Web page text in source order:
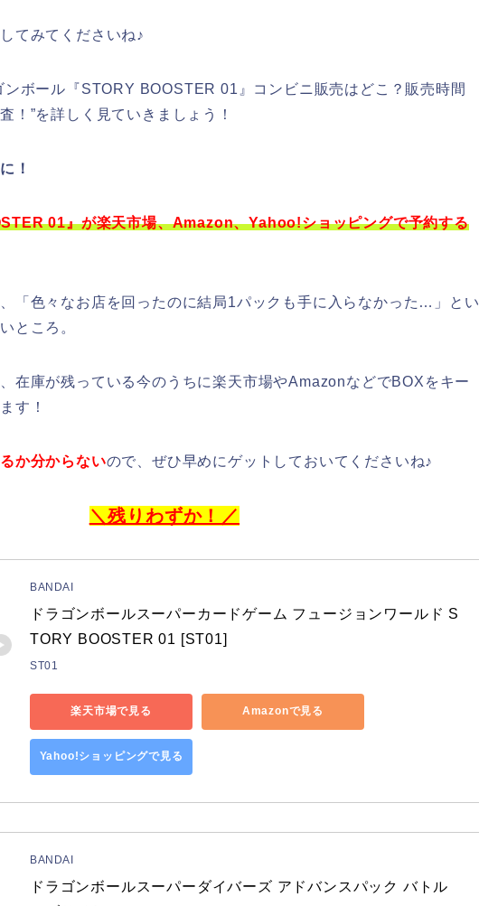
てみてくださいね♪
ンボール『STORY BOOSTER 01』コンビニ販売はどこ？販売時間
！”を詳しく見ていきましょう！
！
01』が楽天市場、Amazon、Yahoo!ショッピングで予約する
「色々なお店を回ったのに結局1パックも手に入らなかった…」とい
ところ。
在庫が残っている今のうちに楽天市場やAmazonなどでBOXをキー
す！
か分からないので、ぜひ早めにゲットしておいてくださいね♪
＼残りわずか！／
BANDAI
ドラゴンボールスーパーカードゲーム フュージョンワールド S
TORY BOOSTER 01 [ST01]
ST01
楽天市場で見る Amazonで見る
Yahoo!ショッピングで見る
BANDAI
ドラゴンボールスーパーダイバーズ アドバンスパック バトル